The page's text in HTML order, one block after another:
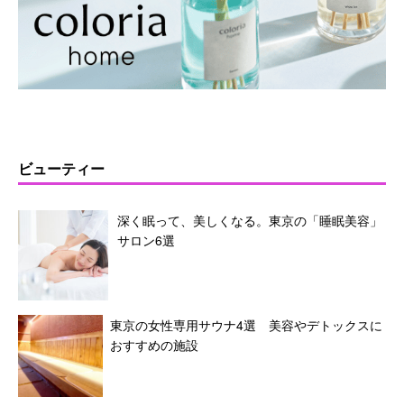
ビューティー
深く眠って、美しくなる。東京の「睡眠美容」
サロン6選
東京の女性専用サウナ4選 美容やデトックスに
おすすめの施設